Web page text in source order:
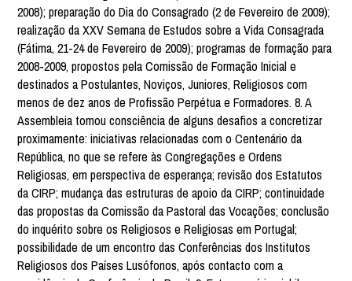
2008); preparação do Dia do Consagrado (2 de Fevereiro de 2009);
realização da XXV Semana de Estudos sobre a Vida Consagrada
(Fátima, 21-24 de Fevereiro de 2009); programas de formação para
2008-2009, propostos pela Comissão de Formação Inicial e
destinados a Postulantes, Noviços, Juniores, Religiosos com
menos de dez anos de Profissão Perpétua e Formadores. 8. A
Assembleia tomou consciência de alguns desafios a concretizar
proximamente: iniciativas relacionadas com o Centenário da
República, no que se refere às Congregações e Ordens
Religiosas, em perspectiva de esperança; revisão dos Estatutos
da CIRP; mudança das estruturas de apoio da CIRP; continuidade
das propostas da Comissão da Pastoral das Vocações; conclusão
do inquérito sobre os Religiosos e Religiosas em Portugal;
possibilidade de um encontro das Conferências dos Institutos
Religiosos dos Países Lusófonos, após contacto com a